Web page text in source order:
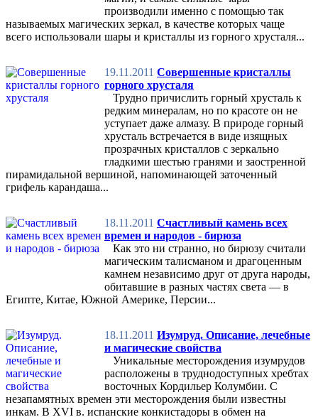
производили именно с помощью так
называемых магических зеркал, в качестве которых чаще
всего использовали шары и кристаллы из горного хрусталя...
19.11.2011 Совершенные кристаллы
горного хрусталя
Трудно причислить горный хрусталь к
редким минералам, но по красоте он не
уступает даже алмазу. В природе горный
хрусталь встречается в виде изящных
прозрачных кристаллов с зеркально
гладкими шестью гранями и заостренной
пирамидальной вершиной, напоминающей заточенный
грифель карандаша...
18.11.2011 Счастливый камень всех
времен и народов - бирюза
Как это ни странно, но бирюзу считали
магическим талисманом и драгоценным
камнем независимо друг от друга народы,
обитавшие в разных частях света — в
Египте, Китае, Южной Америке, Персии...
18.11.2011 Изумруд. Описание, лечебные
и магические свойства
Уникальные месторождения изумрудов
расположены в труднодоступных хребтах
восточных Кордильер Колумбии. С
незапамятных времен эти месторождения были известны
инкам. В XVI в. испанские конкистадоры в обмен на